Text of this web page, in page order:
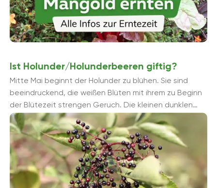
Ist Holunder/Holunderbeeren giftig?
Mitte Mai beginnt der Holunder zu blühen. Sie sind
beeindruckend, die weißen Blüten mit ihrem zu Beginn
der Blütezeit strengen Geruch. Die kleinen dunklen
Beeren werden ...